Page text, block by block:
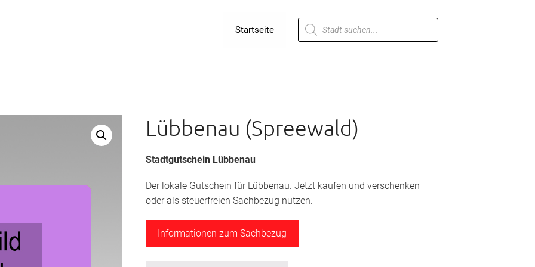
Startseite
Products
search
Lübbenau (Spreewald)
Stadtgutschein Lübbenau
Der lokale Gutschein für Lübbenau. Jetzt kaufen und verschenken
oder als steuerfreien Sachbezug nutzen.
Informationen zum Sachbezug